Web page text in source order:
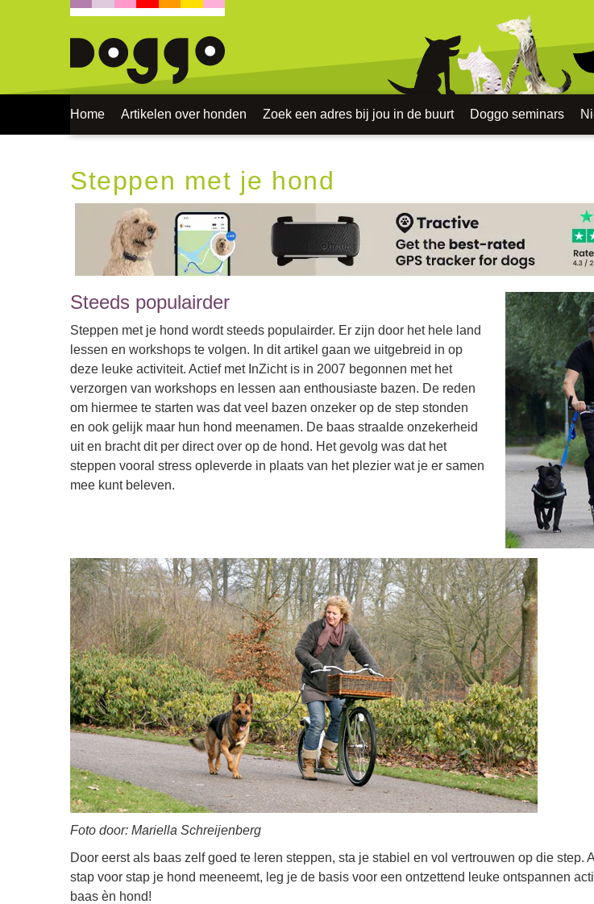
Home Artikelen over honden Zoek een adres bij jou in de buurt Doggo seminars
Steppen met je hond
Steeds populairder
Steppen met je hond wordt steeds populairder. Er zijn door het hele land
lessen en workshops te volgen. In dit artikel gaan we uitgebreid in op
deze leuke activiteit. Actief met InZicht is in 2007 begonnen met het
verzorgen van workshops en lessen aan enthousiaste bazen. De reden
om hiermee te starten was dat veel bazen onzeker op de step stonden
en ook gelijk maar hun hond meenamen. De baas straalde onzekerheid
uit en bracht dit per direct over op de hond. Het gevolg was dat het
steppen vooral stress opleverde in plaats van het plezier wat je er samen
mee kunt beleven.
Foto door: Mariella Schreijenberg
Door eerst als baas zelf goed te leren steppen, sta je stabiel en vol vertrouwen op die step.
stap voor stap je hond meeneemt, leg je de basis voor een ontzettend leuke ontspannen
baas èn hond!